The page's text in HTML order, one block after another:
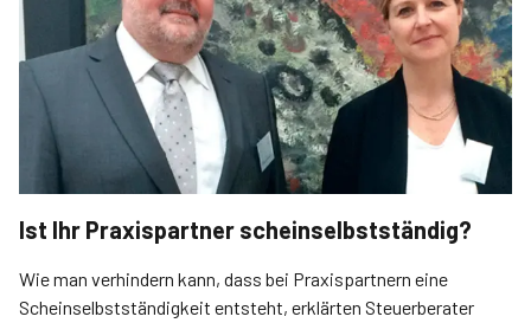
Ist Ihr Praxispartner scheinselbstständig?
Wie man verhindern kann, dass bei Praxispartnern eine
Scheinselbstständigkeit entsteht, erklärten Steuerberater